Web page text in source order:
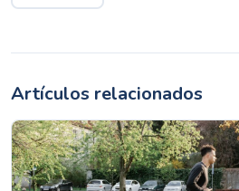
Artículos relacionados